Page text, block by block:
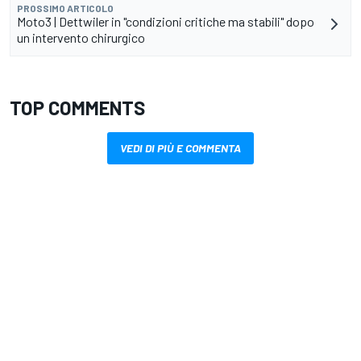
PROSSIMO ARTICOLO
Moto3 | Dettwiler in "condizioni critiche ma stabili" dopo
un intervento chirurgico
TOP COMMENTS
VEDI DI PIÙ E COMMENTA